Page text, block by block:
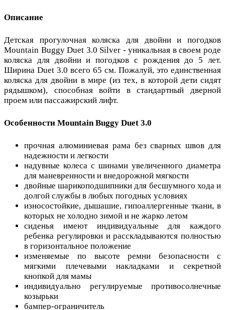
Описание
Детская прогулочная коляска для двойни и погодков
Mountain Buggy Duet 3.0 Silver - уникальная в своем роде
коляска для двойни и погодков с рождения до 5 лет.
Ширина Duet 3.0 всего 65 см. Пожалуй, это единственная
коляска для двойни в мире (из тех, в которой дети сидят
рядышком), способная войти в стандартный дверной
проем или пассажирский лифт.
Особенности Mountain Buggy Duet 3.0
прочная алюминиевая рама без сварных швов для
надежности и легкости
надувные колеса с шинами увеличенного диаметра
для маневренности и внедорожной мягкости
двойные шарикоподшипники для бесшумного хода и
долгой службы в любых погодных условиях
износостойкие, дышашие, гипоаллергенные ткани, в
которых не холодно зимой и не жарко летом
сиденья имеют индивидуальные для каждого
ребенка регулировки и расскладываются полностью
в горизонтальное положение
изменяемые по высоте ремни безопасности с
мягкими плечевыми накладками и секретной
кнопкой для мамы
индивидуально регулируемые противосолнечные
козырьки
бампер-ограничитель